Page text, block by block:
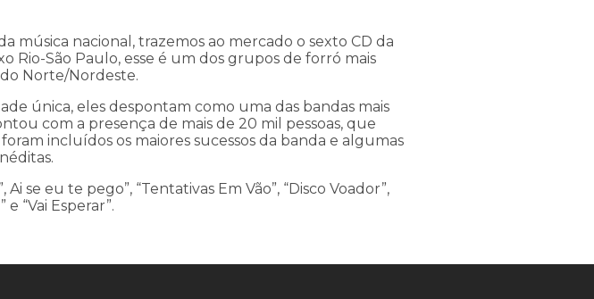
música nacional, trazemos ao mercado o sexto CD da
Rio-São Paulo, esse é um dos grupos de forró mais
Norte/Nordeste.
única, eles despontam como uma das bandas mais
com a presença de mais de 20 mil pessoas, que
incluídos os maiores sucessos da banda e algumas
se eu te pego”, “Tentativas Em Vão”, “Disco Voador”,
e “Vai Esperar”.